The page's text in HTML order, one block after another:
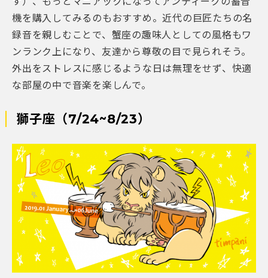
機を購入してみるのもおすすめ。近代の巨匠たちの名
録音を親しむことで、蟹座の趣味人としての風格もワ
ンランク上になり、友達から尊敬の目で見られそう。
外出をストレスに感じるような日は無理をせず、快適
な部屋の中で音楽を楽しんで。
獅子座（7/24~8/23）